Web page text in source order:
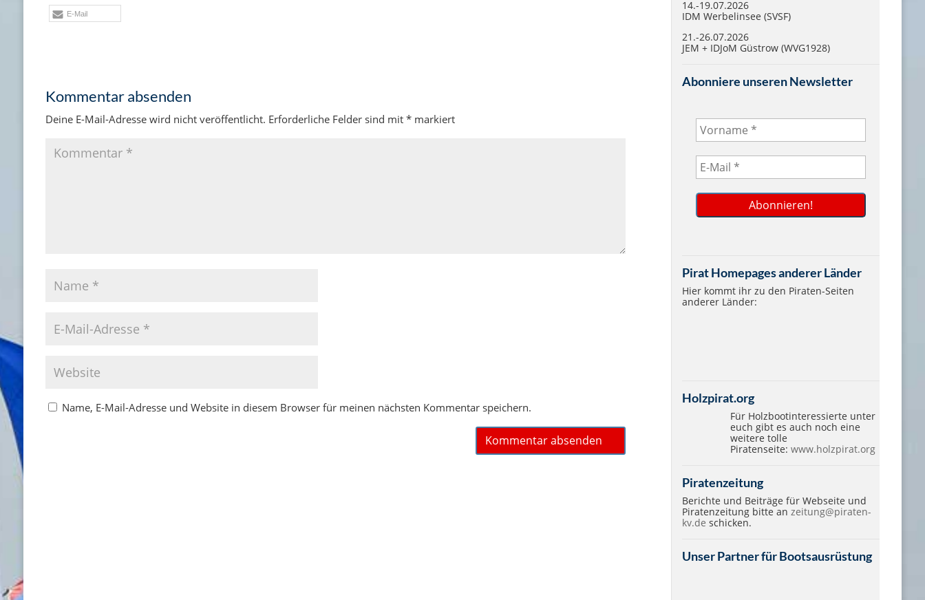
E-Mail
Kommentar absenden
Deine E-Mail-Adresse wird nicht veröffentlicht. Erforderliche Felder sind mit *markiert
Name, E-Mail-Adresse und Website in diesem Browser für meinen nächsten Kommentar speichern.
14.-19.07.2026
IDM Werbelinsee (SVSF)
21.-26.07.2026
JEM + IDJoM Güstrow (WVG1928)
Abonniere unseren Newsletter
Pirat Homepages anderer Länder
Hier kommt ihr zu den Piraten-Seiten
anderer Länder:
Holzpirat.org
Für Holzbootinteressierte unter
euch gibt es auch noch eine
weitere tolle
Piratenseite:www.holzpirat.org
Piratenzeitung
Berichte und Beiträge für Webseite und
Piratenzeitung bitte anzeitung@piraten-
kv.de schicken.
Unser Partner für Bootsausrüstung